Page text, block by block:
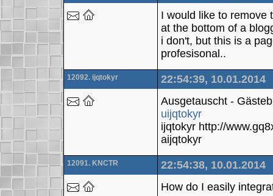
I would like to remove
at the bottom of a
i don't, but this is a
profesisonal..
12092. ijqtokyr
22:54:39, 10.01.2014
Ausgetauscht -
uijqtokyr
ijqtokyr http://
aijqtokyr
12091. KNCTR
22:54:38, 10.01.2014
How do I easily